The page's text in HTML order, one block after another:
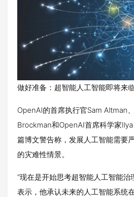
做好准备：超智能人工智能即将来临
OpenAI的首席执行官Sam Altman
Brockman和OpenAI首席科学家
篇博文警告称，发展人工智能需要
的灾难性情景。
“现在是开始思考超智能人工智能治
表示，他承认未来的人工智能系统